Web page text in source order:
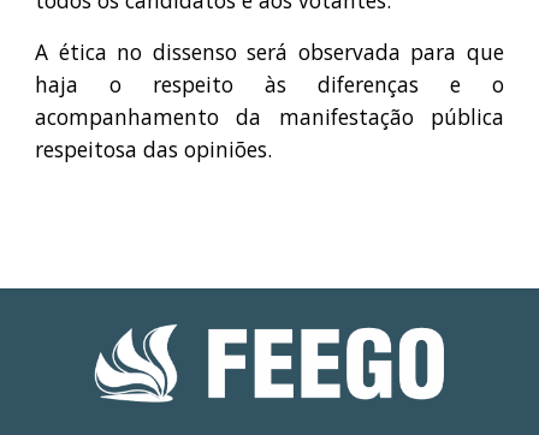
A ética no dissenso será observada para que
haja o respeito às diferenças e o
acompanhamento da manifestação pública
respeitosa das opiniões.